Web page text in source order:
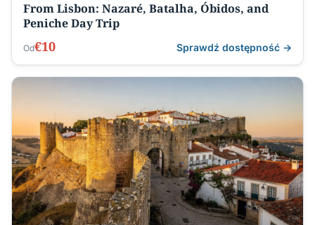
From Lisbon: Nazaré, Batalha, Óbidos, and
Peniche Day Trip
Od€10 Sprawdź dostępność →